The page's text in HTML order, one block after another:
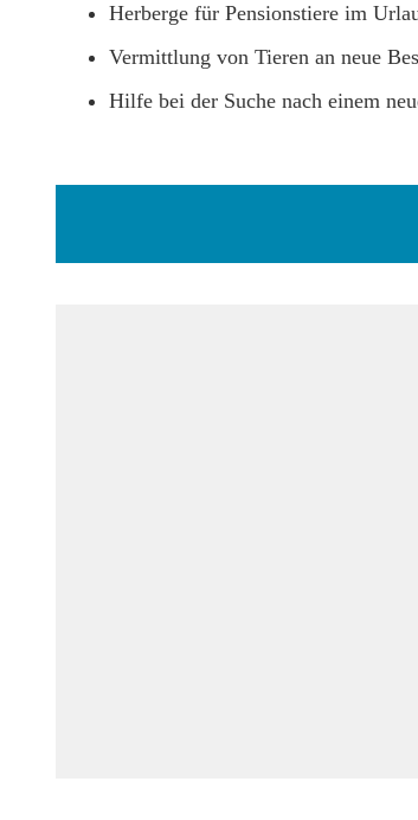
Herberge für Pensionstiere im
Vermittlung von Tieren an neue
Hilfe bei der Suche nach einem